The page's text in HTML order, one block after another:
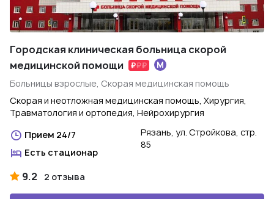
Городская клиническая больница скорой
медицинской помощи
Больницы взрослые, Скорая медицинская помощь
Скорая и неотложная медицинская помощь, Хирургия,
Травматология и ортопедия, Нейрохирургия
Прием 24/7
Есть стационар
Рязань, ул. Стройкова, стр.
85
9.2 2 отзыва